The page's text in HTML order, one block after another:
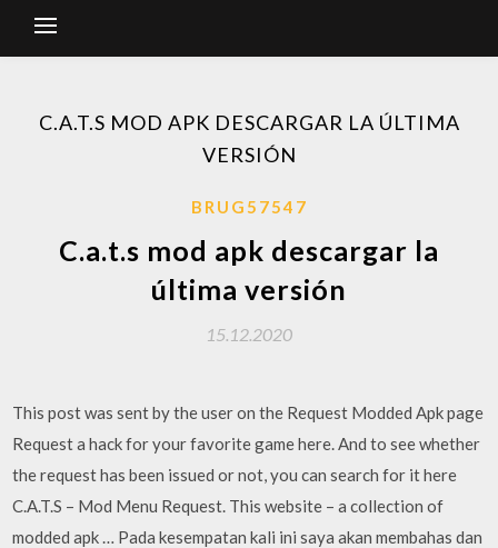
C.A.T.S MOD APK DESCARGAR LA ÚLTIMA
VERSIÓN
BRUG57547
C.a.t.s mod apk descargar la
última versión
15.12.2020
This post was sent by the user on the Request Modded Apk page
Request a hack for your favorite game here. And to see whether
the request has been issued or not, you can search for it here
C.A.T.S – Mod Menu Request. This website – a collection of
modded apk … Pada kesempatan kali ini saya akan membahas dan